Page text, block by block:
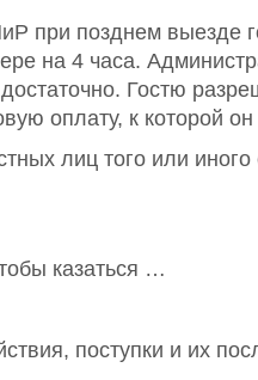
при позднем выезде
на 4 часа.
Гостю
оплату, к которой
лиц того или
казаться …
поступки и их